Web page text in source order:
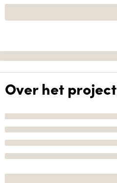
Over het project